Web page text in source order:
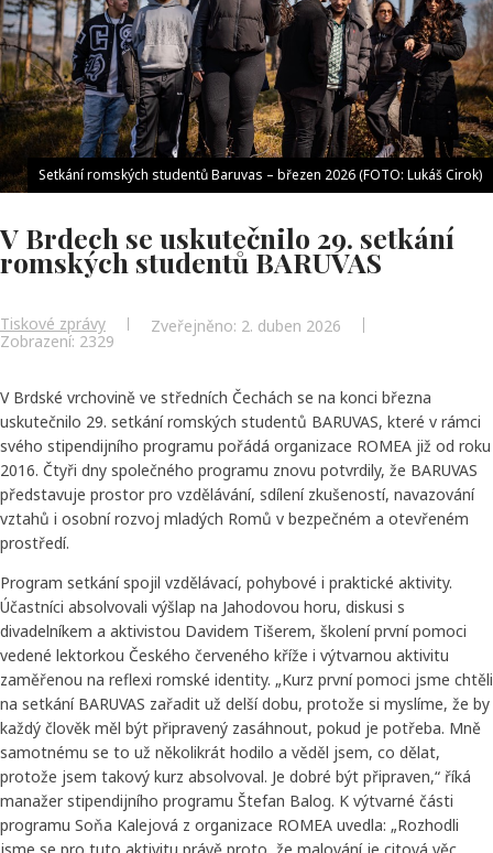
Setkání romských studentů Baruvas – březen 2026 (FOTO: Lukáš Cirok)
V Brdech se uskutečnilo 29. setkání
romských studentů BARUVAS
Tiskové zprávy Zveřejněno: 2. duben 2026
Zobrazení: 2329
V Brdské vrchovině ve středních Čechách se na konci března
uskutečnilo 29. setkání romských studentů BARUVAS, které v rámci
svého stipendijního programu pořádá organizace ROMEA již od roku
2016. Čtyři dny společného programu znovu potvrdily, že BARUVAS
představuje prostor pro vzdělávání, sdílení zkušeností, navazování
vztahů i osobní rozvoj mladých Romů v bezpečném a otevřeném
prostředí.
Program setkání spojil vzdělávací, pohybové i praktické aktivity.
Účastníci absolvovali výšlap na Jahodovou horu, diskusi s
divadelníkem a aktivistou Davidem Tišerem, školení první pomoci
vedené lektorkou Českého červeného kříže i výtvarnou aktivitu
zaměřenou na reflexi romské identity. „Kurz první pomoci jsme chtěli
na setkání BARUVAS zařadit už delší dobu, protože si myslíme, že by
každý člověk měl být připravený zasáhnout, pokud je potřeba. Mně
samotnému se to už několikrát hodilo a věděl jsem, co dělat,
protože jsem takový kurz absolvoval. Je dobré být připraven,“ říká
manažer stipendijního programu Štefan Balog. K výtvarné části
programu Soňa Kalejová z organizace ROMEA uvedla: „Rozhodli